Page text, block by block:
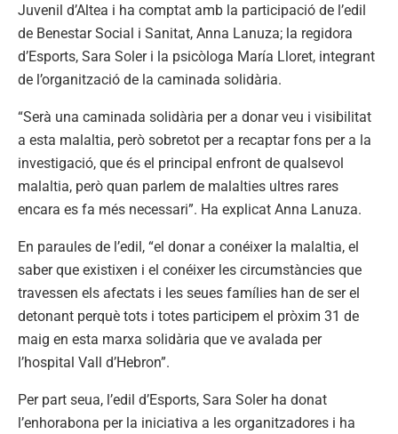
Juvenil d’Altea i ha comptat amb la participació de l’edil
de Benestar Social i Sanitat, Anna Lanuza; la regidora
d’Esports, Sara Soler i la psicòloga María Lloret, integrant
de l’organització de la caminada solidària.
“Serà una caminada solidària per a donar veu i visibilitat
a esta malaltia, però sobretot per a recaptar fons per a la
investigació, que és el principal enfront de qualsevol
malaltia, però quan parlem de malalties ultres rares
encara es fa més necessari”. Ha explicat Anna Lanuza.
En paraules de l’edil, “el donar a conéixer la malaltia, el
saber que existixen i el conéixer les circumstàncies que
travessen els afectats i les seues famílies han de ser el
detonant perquè tots i totes participem el pròxim 31 de
maig en esta marxa solidària que ve avalada per
l’hospital Vall d’Hebron”.
Per part seua, l’edil d’Esports, Sara Soler ha donat
l’enhorabona per la iniciativa a les organitzadores i ha